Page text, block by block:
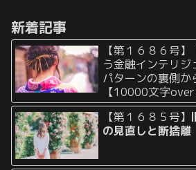
が、そ...
新着記事
【第１６８６号
う金融インテリ
パターンの裏側か
【10000文字over
【第１６８５号】
の見直しと断捨離